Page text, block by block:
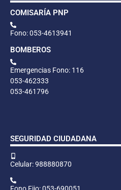
COMISARÍA PNP
Fono: 053-4613941
BOMBEROS
Emergencias Fono: 116
053-462333
053-461796
SEGURIDAD CIUDADANA
Celular: 988880870
Fono Fijo: 053-690051